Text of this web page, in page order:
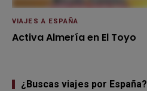
VIAJES A ESPAÑA
Activa Almería en El Toyo
¿Buscas viajes por España?